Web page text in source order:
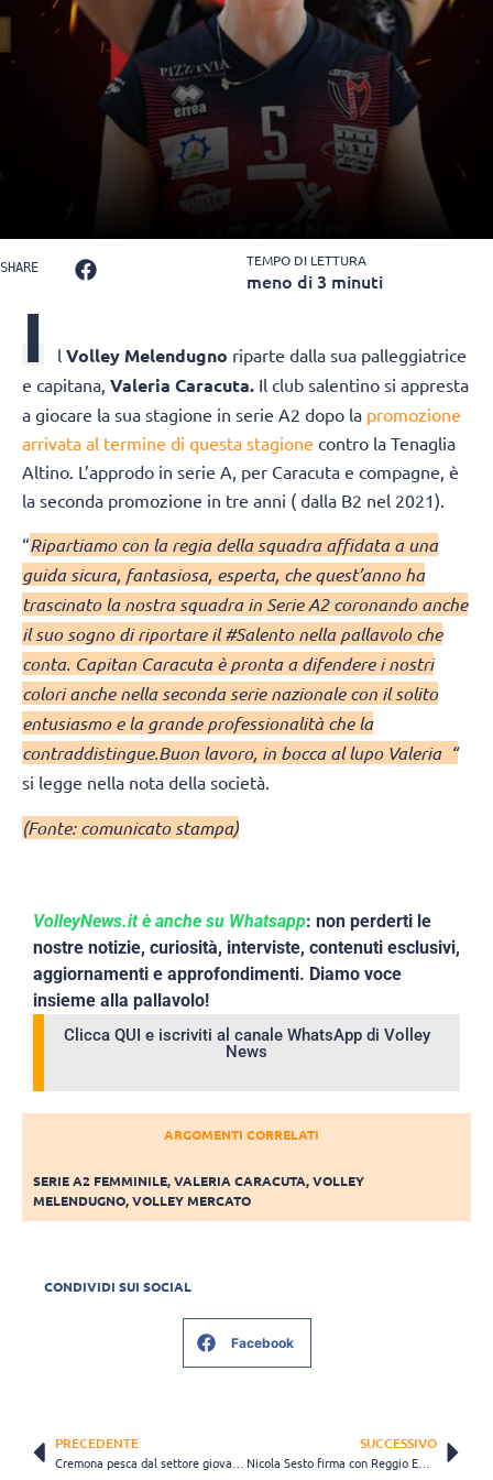
SHARE TEMPO DI LETTURA
meno di 3 minuti
I l Volley Melendugno riparte dalla sua palleggiatrice
e capitana, Valeria Caracuta. Il club salentino si appresta
a giocare la sua stagione in serie A2 dopo la promozione
arrivata al termine di questa stagione contro la Tenaglia
Altino. L’approdo in serie A, per Caracuta e compagne, è
la seconda promozione in tre anni ( dalla B2 nel 2021).
“Ripartiamo con la regia della squadra affidata a una
guida sicura, fantasiosa, esperta, che quest’anno ha
trascinato la nostra squadra in Serie A2 coronando anche
il suo sogno di riportare il #Salento nella pallavolo che
conta. Capitan Caracuta è pronta a difendere i nostri
colori anche nella seconda serie nazionale con il solito
entusiasmo e la grande professionalità che la
contraddistingue.Buon lavoro, in bocca al lupo Valeria “
si legge nella nota della società.
(Fonte: comunicato stampa)
VolleyNews.it è anche su Whatsapp: non perderti le
nostre notizie, curiosità, interviste, contenuti esclusivi,
aggiornamenti e approfondimenti. Diamo voce
insieme alla pallavolo!
Clicca QUI e iscriviti al canale WhatsApp di Volley
News
ARGOMENTI CORRELATI
SERIE A2 FEMMINILE,VALERIA CARACUTA,VOLLEY
MELENDUGNO,VOLLEY MERCATO
CONDIVIDI SUI SOCIAL
Facebook
PRECEDENTE SUCCESSIVO
Nicola Sesto firma con Reggio Emilia: “Sono contento di tornare a casa”